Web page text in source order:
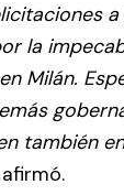
a
la
Milán.
también
afirmó.